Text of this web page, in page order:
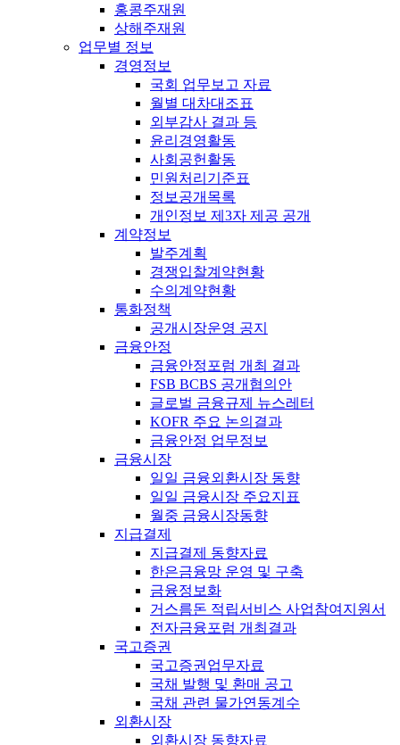
홍콩주재원
상해주재원
업무별 정보
경영정보
국회 업무보고 자료
월별 대차대조표
외부감사 결과 등
윤리경영활동
사회공헌활동
민원처리기준표
정보공개목록
개인정보 제3자 제공 공개
계약정보
발주계획
경쟁입찰계약현황
수의계약현황
통화정책
공개시장운영 공지
금융안정
금융안정포럼 개최 결과
FSB BCBS 공개협의안
글로벌 금융규제 뉴스레터
KOFR 주요 논의결과
금융안정 업무정보
금융시장
일일 금융외환시장 동향
일일 금융시장 주요지표
월중 금융시장동향
지급결제
지급결제 동향자료
한은금융망 운영 및 구축
금융정보화
거스름돈 적립서비스 사업참여지원서
전자금융포럼 개최결과
국고증권
국고증권업무자료
국채 발행 및 환매 공고
국채 관련 물가연동계수
외환시장
외환시장 동향자료